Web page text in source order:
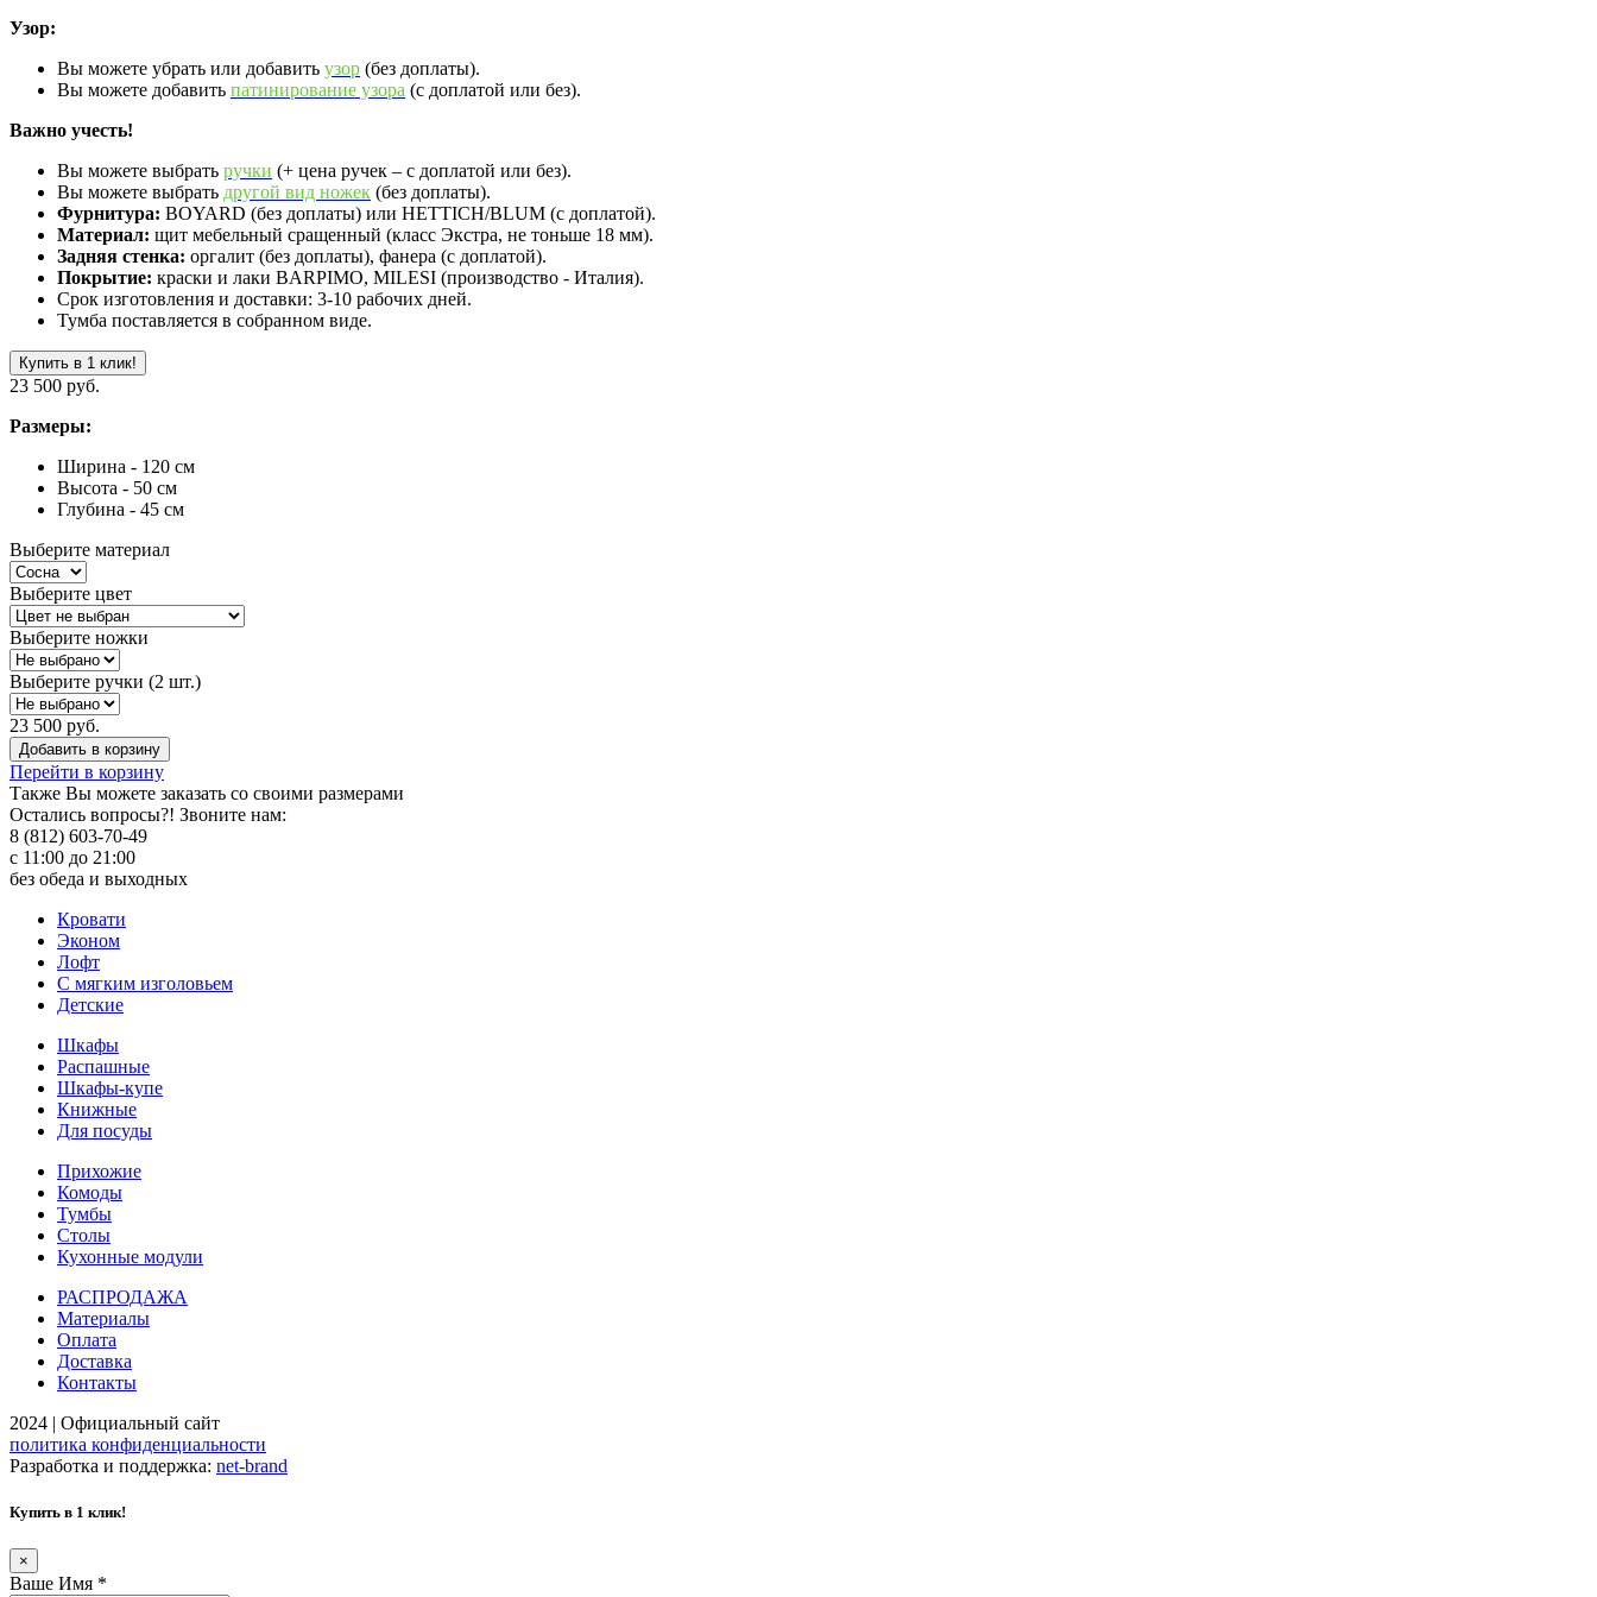
Узор:
Вы можете убрать или добавить узор (без доплаты).
Вы можете добавить патинирование узора (с доплатой или без).
Важно учесть!
Вы можете выбрать ручки (+ цена ручек – с доплатой или без).
Вы можете выбрать другой вид ножек (без доплаты).
Фурнитура: BOYARD (без доплаты) или HETTICH/BLUM (с доплатой).
Материал: щит мебельный сращенный (класс Экстра, не тоньше 18 мм).
Задняя стенка: оргалит (без доплаты), фанера (с доплатой).
Покрытие: краски и лаки BARPIMO, MILESI (производство - Италия).
Срок изготовления и доставки: 3-10 рабочих дней.
Тумба поставляется в собранном виде.
Купить в 1 клик!
23 500 руб.
Размеры:
Ширина - 120 см
Высота - 50 см
Глубина - 45 см
Выберите материал
Выберите цвет
Выберите ножки
Выберите ручки (2 шт.)
23 500 руб.
Добавить в корзину
Перейти в корзину
Также Вы можете заказать со своими размерами
Остались вопросы?! Звоните нам:
8 (812) 603-70-49
с 11:00 до 21:00
без обеда и выходных
Кровати
Эконом
Лофт
С мягким изголовьем
Детские
Шкафы
Распашные
Шкафы-купе
Книжные
Для посуды
Прихожие
Комоды
Тумбы
Столы
Кухонные модули
РАСПРОДАЖА
Материалы
Оплата
Доставка
Контакты
2024 | Официальный сайт
политика конфиденциальности
Разработка и поддержка: net-brand
Купить в 1 клик!
×
Ваше Имя *